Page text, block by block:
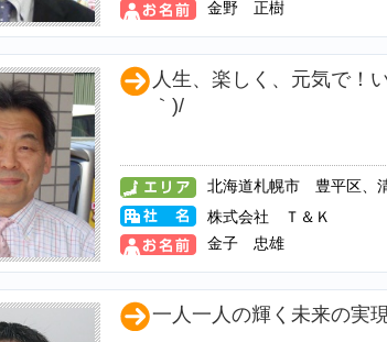
金野 正樹
人生、楽しく、元気で
｀)/
北海道札幌市 豊平区、
株式会社 Ｔ＆Ｋ
金子 忠雄
一人一人の輝く未来の実